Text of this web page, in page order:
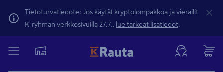
Tietoturvatiedote: Jos käytät kryptolompakkoa ja vierailit
K-ryhmän verkkosivuilla 27.7., lue tärkeät lisätiedot.